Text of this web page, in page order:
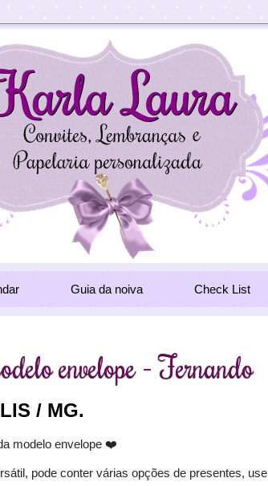
Guia da noiva Check List
envelope - Fernando
/ MG.
modelo envelope ❤️
pode conter várias opções de presentes, use